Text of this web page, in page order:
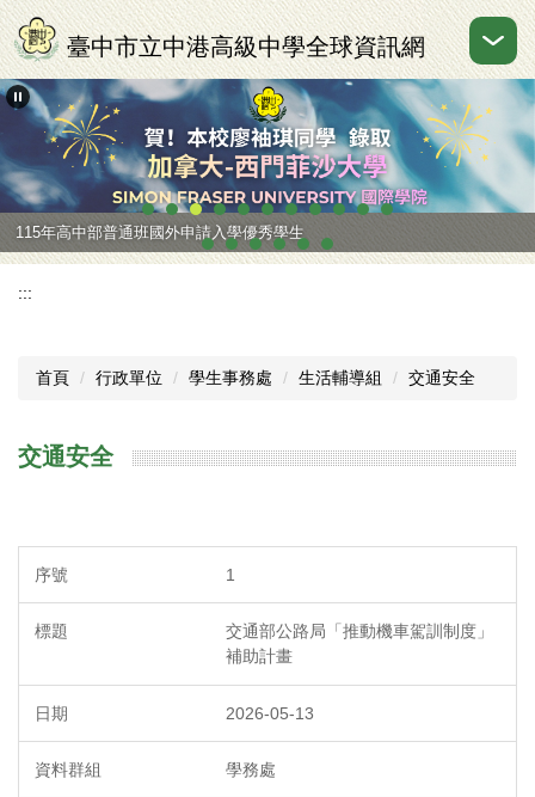
跳
到
主
要
區
臺中市立中港高級中學全球資訊網
115年高中部普通班國外申請入學優秀學生
:::
首頁 行政單位 學生事務處 生活輔導組 交通安全
交通安全
1
交通部公路局「推動機車駕訓制度」
補助計畫
2026-05-13
學務處